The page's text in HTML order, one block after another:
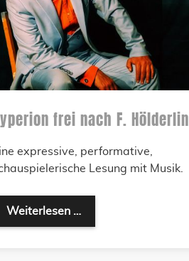
frei nach F. Hölderlin
expressive, performative,
Lesung mit Musik.
Weiterlesen …